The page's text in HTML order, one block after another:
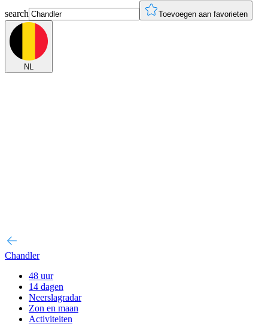
search Toevoegen aan favorieten
NL
Chandler
48 uur
14 dagen
Neerslagradar
Zon en maan
Activiteiten